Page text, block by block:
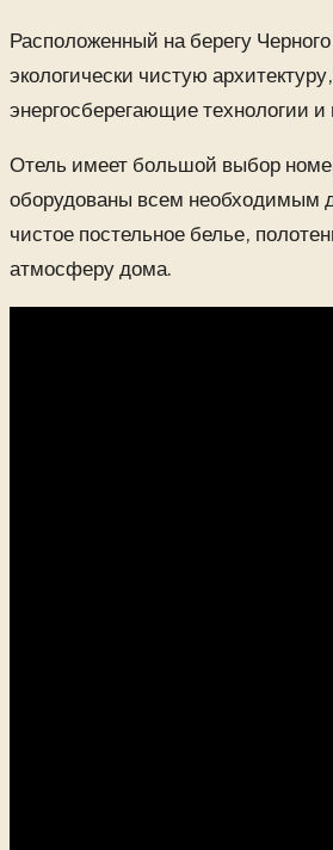
Расположенный на берегу
экологически чистую
энергосберегающие технологии
Отель имеет большой выбор
оборудованы всем необходимым
чистое постельное белье,
атмосферу дома.